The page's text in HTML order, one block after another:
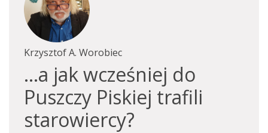
Krzysztof A. Worobiec
…a jak wcześniej do
Puszczy Piskiej trafili
starowiercy?